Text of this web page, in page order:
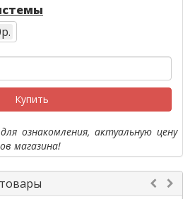
Купить
ознакомления, актуальную цену
магазина!